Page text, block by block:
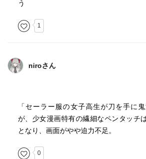
う
1
niroさん
「セーラー服の女子高生が刀を手に
が、少女漫画特有の繊細なペンタッチ
となり、画面がやや迫力不足。
0